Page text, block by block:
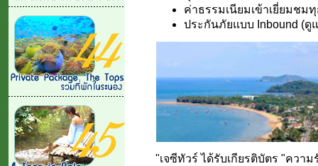
ค่าธรรมเนียมเข้าเยี่ยมชม
ประกันภัยแบบ Inbound (ดู
"เจซีทัวร์ ได้รับเกียรติบัตร "ควา